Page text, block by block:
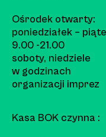
Ośrodek otwarty:
poniedziałek –
9.00 -21.00
soboty, niedziele
w godzinach
organizacji imprez
Kasa BOK czynna :